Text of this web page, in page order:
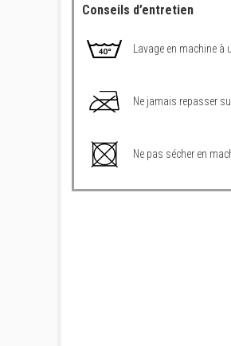
Conseils d’entretien
Lavage en machine à
Ne jamais repasser
Ne pas sécher en